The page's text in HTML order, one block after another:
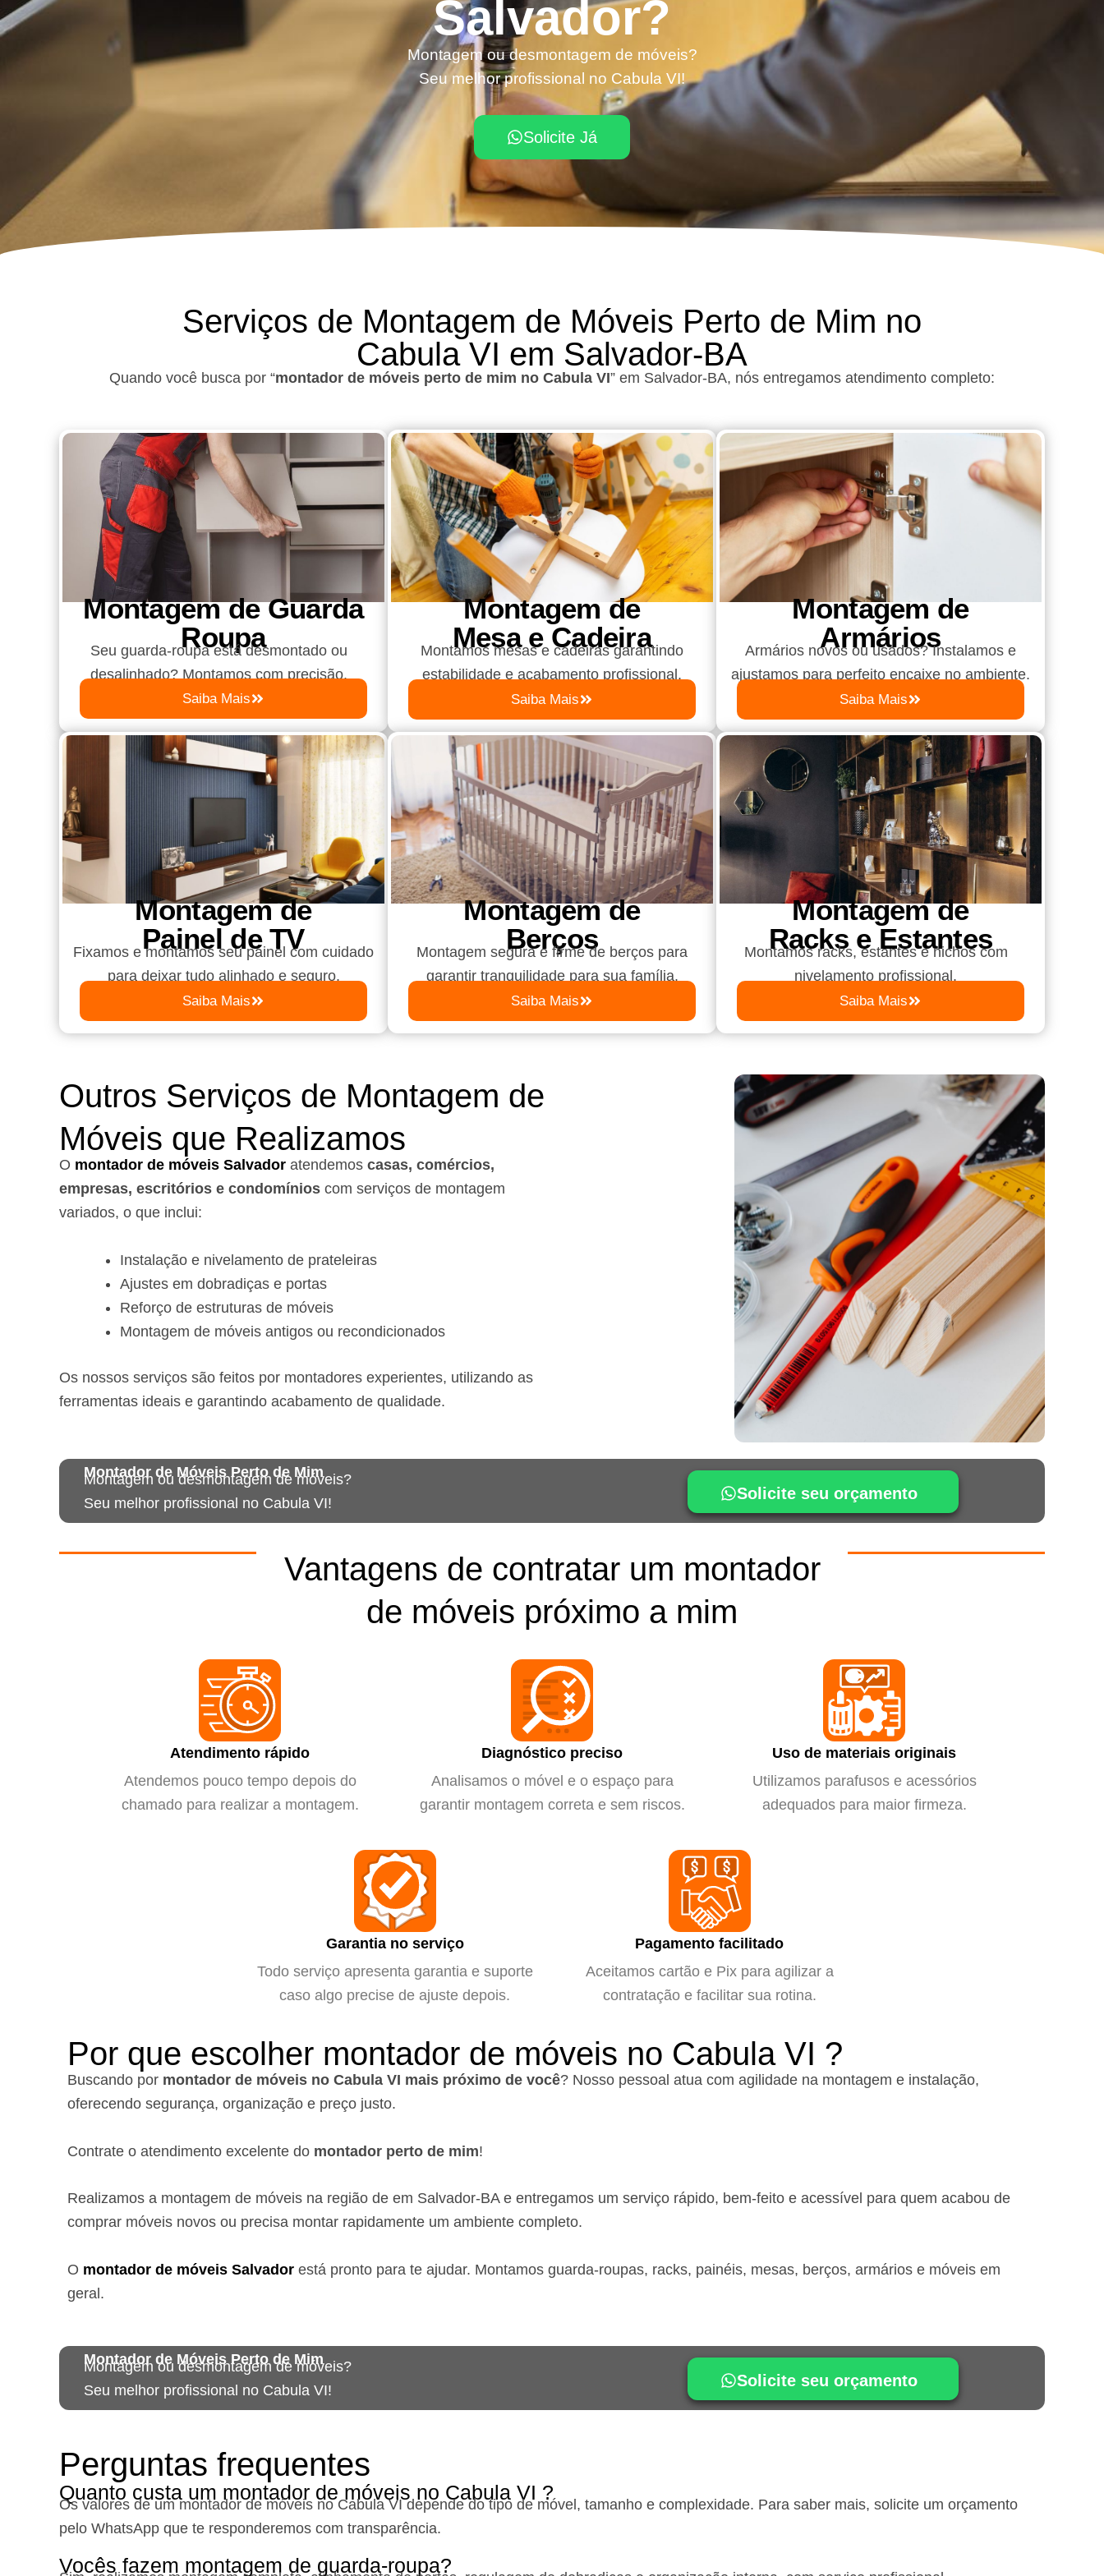
Salvador?
Montagem ou desmontagem de móveis?
Seu melhor profissional no Cabula VI!
Solicite Já
Serviços de Montagem de Móveis Perto de Mim no
Cabula VI em Salvador-BA
Quando você busca por “montador de móveis perto de mim no Cabula VI” em Salvador-BA, nós entregamos atendimento completo:
Montagem de Guarda
Roupa​
Seu guarda-roupa está desmontado ou
desalinhado? Montamos com precisão.
Saiba Mais
Montagem de
Mesa e Cadeira
Montamos mesas e cadeiras garantindo
estabilidade e acabamento profissional.
Saiba Mais
Montagem de
Armários
Armários novos ou usados? Instalamos e
ajustamos para perfeito encaixe no ambiente.
Saiba Mais
Montagem de
Painel de TV
Fixamos e montamos seu painel com cuidado
para deixar tudo alinhado e seguro.
Saiba Mais
Montagem de
Berços
Montagem segura e firme de berços para
garantir tranquilidade para sua família.
Saiba Mais
Montagem de
Racks e Estantes
Montamos racks, estantes e nichos com
nivelamento profissional.
Saiba Mais
Outros Serviços de Montagem de
Móveis que Realizamos
O montador de móveis Salvador atendemos casas, comércios,
empresas, escritórios e condomínios com serviços de montagem
variados, o que inclui:
Instalação e nivelamento de prateleiras
Ajustes em dobradiças e portas
Reforço de estruturas de móveis
Montagem de móveis antigos ou recondicionados
Os nossos serviços são feitos por montadores experientes, utilizando as
ferramentas ideais e garantindo acabamento de qualidade.
Montador de Móveis Perto de Mim
Montagem ou desmontagem de móveis?
Seu melhor profissional no Cabula VI!
Solicite seu orçamento
Vantagens de contratar um montador
de móveis próximo a mim
Atendimento rápido
Atendemos pouco tempo depois do
chamado para realizar a montagem.
Diagnóstico preciso
Analisamos o móvel e o espaço para
garantir montagem correta e sem riscos.
Uso de materiais originais
Utilizamos parafusos e acessórios
adequados para maior firmeza.
Garantia no serviço
Todo serviço apresenta garantia e suporte
caso algo precise de ajuste depois.
Pagamento facilitado
Aceitamos cartão e Pix para agilizar a
contratação e facilitar sua rotina.
Por que escolher montador de móveis no Cabula VI ?​
Buscando por montador de móveis no Cabula VI mais próximo de você? Nosso pessoal atua com agilidade na montagem e instalação,
oferecendo segurança, organização e preço justo.
Contrate o atendimento excelente do montador perto de mim!
Realizamos a montagem de móveis na região de em Salvador-BA e entregamos um serviço rápido, bem-feito e acessível para quem acabou de
comprar móveis novos ou precisa montar rapidamente um ambiente completo.
O montador de móveis Salvador está pronto para te ajudar. Montamos guarda-roupas, racks, painéis, mesas, berços, armários e móveis em
geral.
Montador de Móveis Perto de Mim
Montagem ou desmontagem de móveis?
Seu melhor profissional no Cabula VI!
Solicite seu orçamento
Perguntas frequentes
Quanto custa um montador de móveis no Cabula VI ?
Os valores de um montador de móveis no Cabula VIdepende do tipo de móvel, tamanho e complexidade. Para saber mais, solicite um orçamento
pelo WhatsApp que te responderemos com transparência.
Vocês fazem montagem de guarda-roupa?